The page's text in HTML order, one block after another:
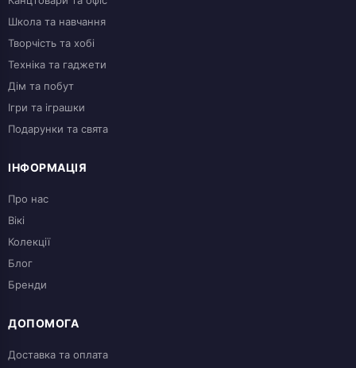
Школа та навчання
Творчість та хобі
Техніка та гаджети
Дім та побут
Ігри та іграшки
Подарунки та свята
ІНФОРМАЦІЯ
Про нас
Вікі
Колекції
Блог
Бренди
ДОПОМОГА
Доставка та оплата